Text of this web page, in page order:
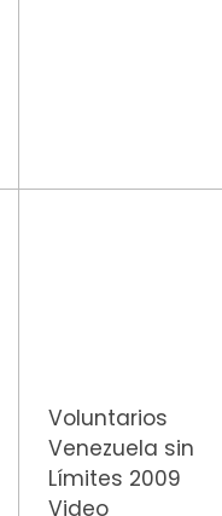
Voluntarios
Venezuela sin
Límites 2009
Video